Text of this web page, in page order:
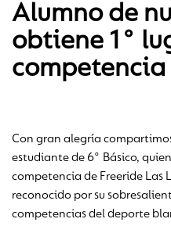
Alumno de
obtiene 1°
competencia
Con gran alegría
estudiante de 6° Básico,
competencia de Freeride Las
reconocido por su
competencias del deporte